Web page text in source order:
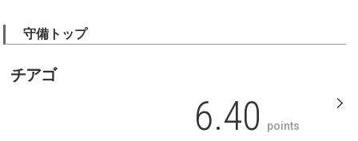
守備トップ
チアゴ
6.40 points